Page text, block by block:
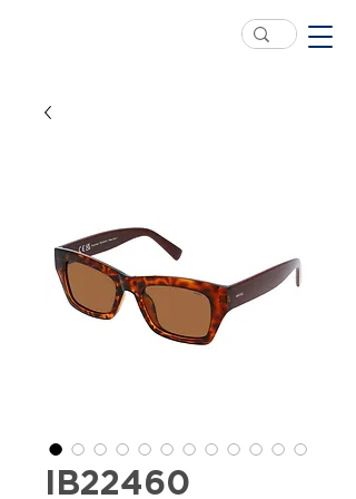
IB22460